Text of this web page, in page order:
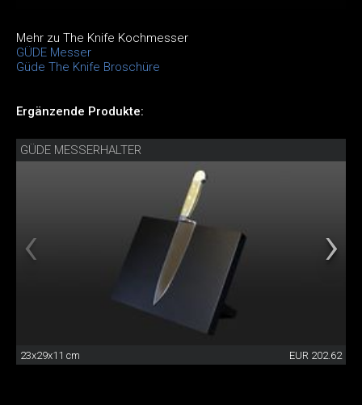
Mehr zu The Knife Kochmesser
GÜDE Messer
Güde The Knife Broschüre
Ergänzende Produkte:
GÜDE MESSERHALTER
23x29x11 cm EUR 202.62